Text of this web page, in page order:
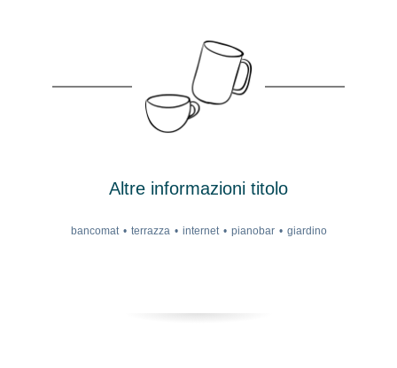
Altre informazioni titolo
bancomat terrazza internet pianobar giardino